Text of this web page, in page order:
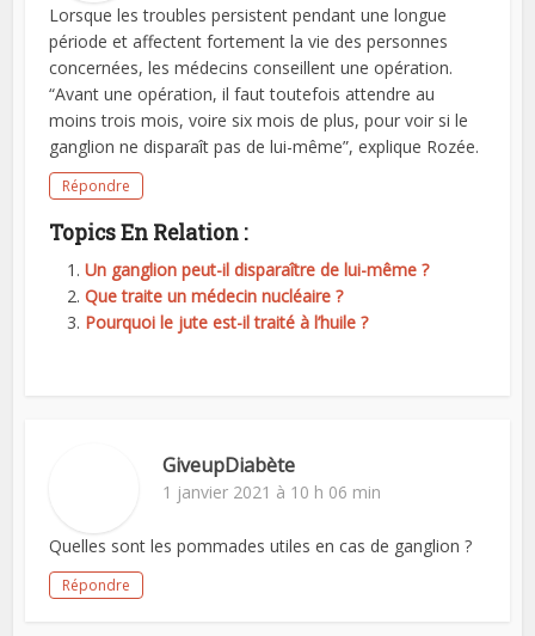
Lorsque les troubles persistent pendant une longue
période et affectent fortement la vie des personnes
concernées, les médecins conseillent une opération.
“Avant une opération, il faut toutefois attendre au
moins trois mois, voire six mois de plus, pour voir si le
ganglion ne disparaît pas de lui-même”, explique Rozée.
Répondre
Topics En Relation :
Un ganglion peut-il disparaître de lui-même ?
Que traite un médecin nucléaire ?
Pourquoi le jute est-il traité à l’huile ?
GiveupDiabète
1 janvier 2021 à 10 h 06 min
Quelles sont les pommades utiles en cas de ganglion ?
Répondre